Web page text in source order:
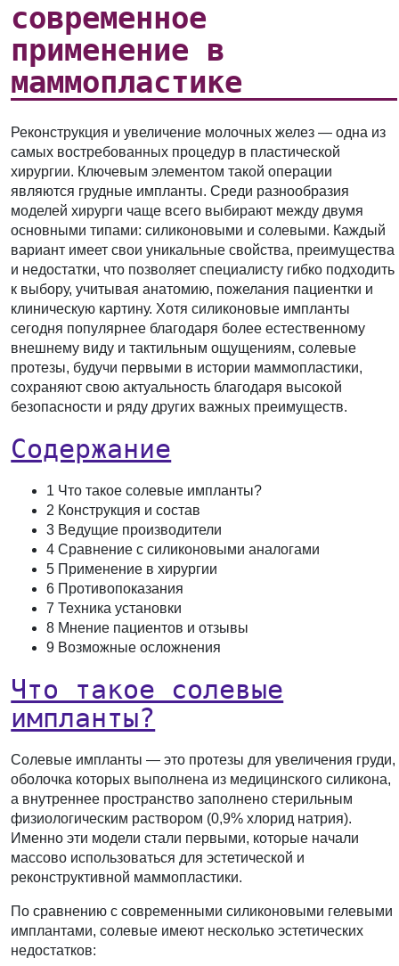
современное
применение в
маммопластике
Реконструкция и увеличение молочных желез — одна из
самых востребованных процедур в пластической
хирургии. Ключевым элементом такой операции
являются грудные импланты. Среди разнообразия
моделей хирурги чаще всего выбирают между двумя
основными типами: силиконовыми и солевыми. Каждый
вариант имеет свои уникальные свойства, преимущества
и недостатки, что позволяет специалисту гибко подходить
к выбору, учитывая анатомию, пожелания пациентки и
клиническую картину. Хотя силиконовые импланты
сегодня популярнее благодаря более естественному
внешнему виду и тактильным ощущениям, солевые
протезы, будучи первыми в истории маммопластики,
сохраняют свою актуальность благодаря высокой
безопасности и ряду других важных преимуществ.
Содержание
1 Что такое солевые импланты?
2 Конструкция и состав
3 Ведущие производители
4 Сравнение с силиконовыми аналогами
5 Применение в хирургии
6 Противопоказания
7 Техника установки
8 Мнение пациентов и отзывы
9 Возможные осложнения
Что такое солевые
импланты?
Солевые импланты — это протезы для увеличения груди,
оболочка которых выполнена из медицинского силикона,
а внутреннее пространство заполнено стерильным
физиологическим раствором (0,9% хлорид натрия).
Именно эти модели стали первыми, которые начали
массово использоваться для эстетической и
реконструктивной маммопластики.
По сравнению с современными силиконовыми гелевыми
имплантами, солевые имеют несколько эстетических
недостатков: